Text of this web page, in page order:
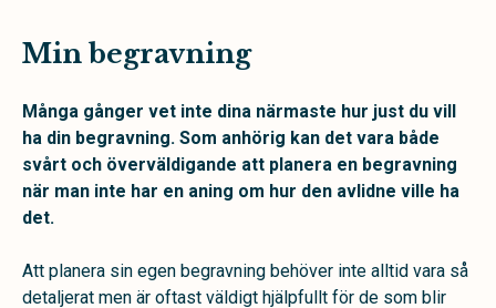
Min begravning
Många gånger vet inte dina närmaste hur just du vill
ha din begravning. Som anhörig kan det vara både
svårt och överväldigande att planera en begravning
när man inte har en aning om hur den avlidne ville ha
det.
Att planera sin egen begravning behöver inte alltid vara så
detaljerat men är oftast väldigt hjälpfullt för de som blir